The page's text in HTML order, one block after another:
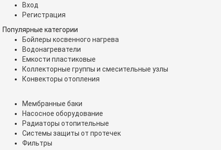
Вход
Регистрация
Популярные категории
Бойлеры косвенного нагрева
Водонагреватели
Емкости пластиковые
Коллекторные группы и смесительные узлы
Конвекторы отопления
Мембранные баки
Насосное оборудование
Радиаторы отопительные
Системы защиты от протечек
Фильтры